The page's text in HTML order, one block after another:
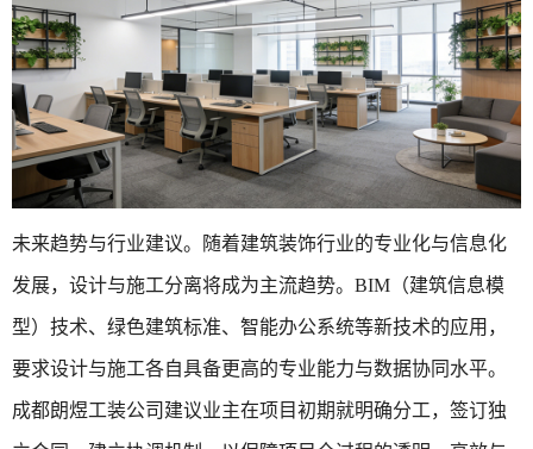
未来趋势与行业建议。随着建筑装饰行业的专业化与信息化
发展，设计与施工分离将成为主流趋势。BIM（建筑信息模
型）技术、绿色建筑标准、智能办公系统等新技术的应用，
要求设计与施工各自具备更高的专业能力与数据协同水平。
成都朗煜工装公司建议业主在项目初期就明确分工，签订独